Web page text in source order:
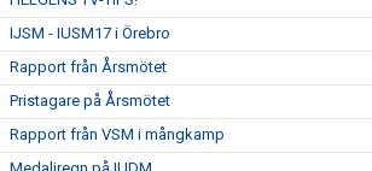
IJSM - IUSM17 i Örebro
Rapport från Årsmötet
Pristagare på Årsmötet
Rapport från VSM i mångkamp